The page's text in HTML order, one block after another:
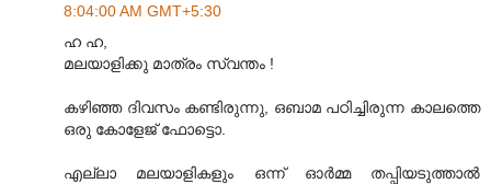
8:04:00 AM GMT+5:30
ഹ ഹ,
മലയാളിക്കു മാത്രം സ്വന്തം !
കഴിഞ്ഞ ദിവസം കണ്ടിരുന്നു, ഒബാമ പഠിച്ചിരുന്ന കാലത്തെ
ഒരു കോളേജ് ഫോട്ടൊ.
എല്ലാ മലയാളികളും ഒന്ന് ഓര്‍മ്മ തപ്പിയടുത്താല്‍